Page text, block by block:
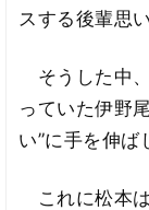
スする後輩思
そうした中
っていた伊野
い”に手を伸ば
これに松本